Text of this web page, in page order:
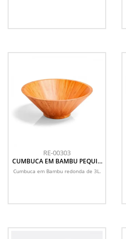
RE-00303
CUMBUCA EM BAMBU PEQUIN
REDONDA - 3 L
Cumbuca em Bambu redonda de 3L.